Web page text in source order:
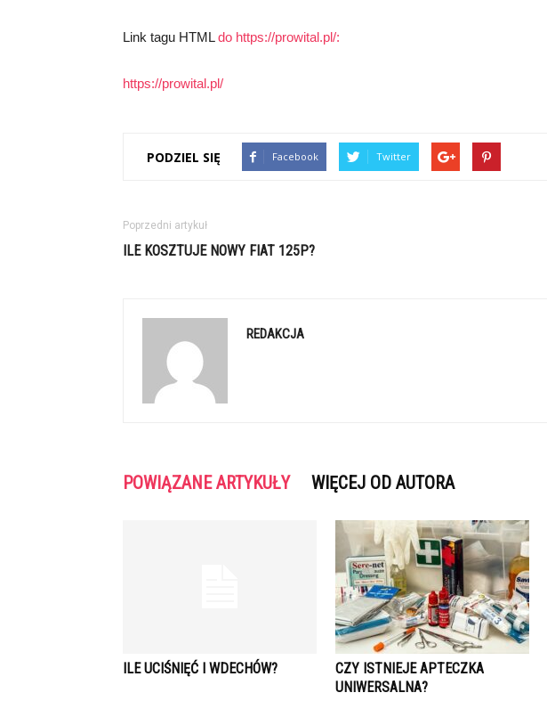
Link tagu HTMLdo https://prowital.pl/:
https://prowital.pl/
PODZIEL SIĘ Facebook Twitter
Poprzedni artykuł
ILE KOSZTUJE NOWY FIAT 125P?
REDAKCJA
POWIĄZANE ARTYKUŁY WIĘCEJ OD AUTORA
ILE UCIŚNIĘĆ I WDECHÓW?
CZY ISTNIEJE APTECZKA
UNIWERSALNA?